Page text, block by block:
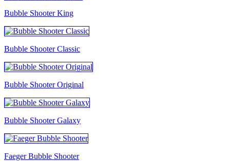
Bubble Shooter King
Bubble Shooter Classic
Bubble Shooter Original
Bubble Shooter Galaxy
Faeger Bubble Shooter